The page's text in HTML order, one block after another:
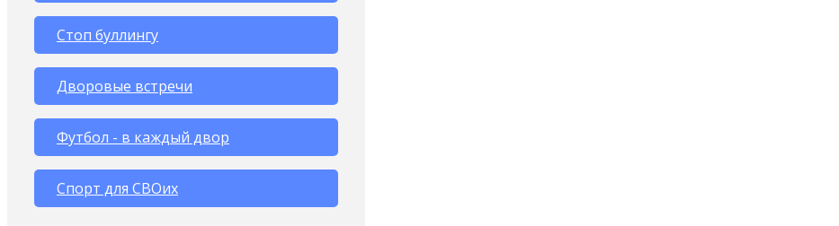
Стоп буллингу
Дворовые встречи
Футбол - в каждый двор
Спорт для СВОих